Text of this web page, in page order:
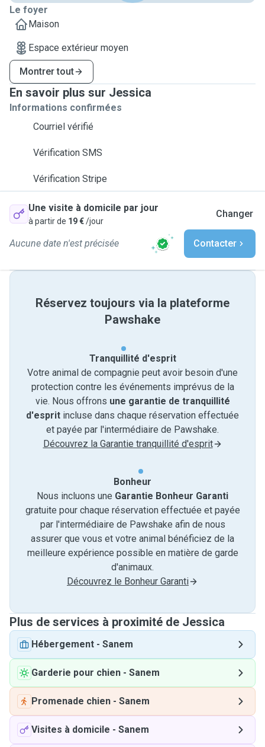
Le foyer
Maison
Espace extérieur moyen
Montrer tout
En savoir plus sur Jessica
Informations confirmées
Courriel vérifié
Vérification SMS
Vérification Stripe
Une visite à domicile par jour
à partir de 19 €/jour
Changer
Aucune date n'est précisée Contacter
Réservez toujours via la plateforme
Pawshake
Tranquillité d'esprit
Votre animal de compagnie peut avoir besoin d'une
protection contre les événements imprévus de la
vie. Nous offrons une garantie de tranquillité
d'esprit incluse dans chaque réservation effectuée
et payée par l'intermédiaire de Pawshake.
Découvrez la Garantie tranquillité d'esprit
Bonheur
Nous incluons une Garantie Bonheur Garanti
gratuite pour chaque réservation effectuée et payée
par l'intermédiaire de Pawshake afin de nous
assurer que vous et votre animal bénéficiez de la
meilleure expérience possible en matière de garde
d'animaux.
Découvrez le Bonheur Garanti
Plus de services à proximité de Jessica
Hébergement - Sanem
Garderie pour chien - Sanem
Promenade chien - Sanem
Visites à domicile - Sanem